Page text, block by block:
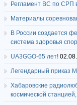
Регламент ВС по СРП
Материалы
В России создается
система здоровья
UA3GGO-65 лет!
Легендарный приказ
Хабаровские
космической